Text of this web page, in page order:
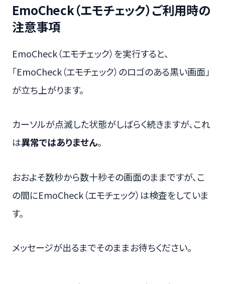
EmoCheck（エモチェック）ご利用時の
注意事項
EmoCheck（エモチェック）を実行すると、
「EmoCheck（エモチェック）のロゴのある黒い画面」
が立ち上がります。
カーソルが点滅した状態がしばらく続きますが、これ
は異常ではありません。
おおよそ数秒から数十秒その画面のままですが、こ
の間にEmoCheck（エモチェック）は検査をしていま
す。
メッセージが出るまでそのままお待ちください。